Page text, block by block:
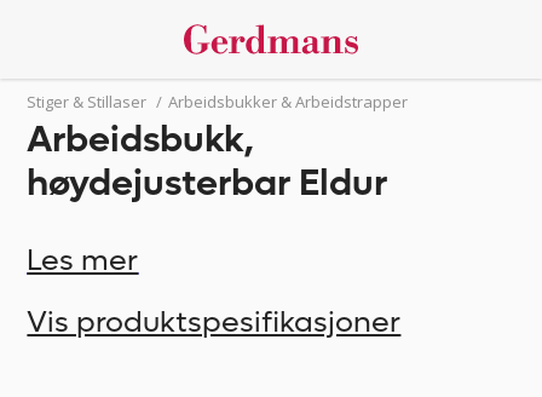
Stiger & Stillaser / Arbeidsbukker & Arbeidstrapper
Arbeidsbukk,
høydejusterbar Eldur
Les mer
Vis produktspesifikasjoner